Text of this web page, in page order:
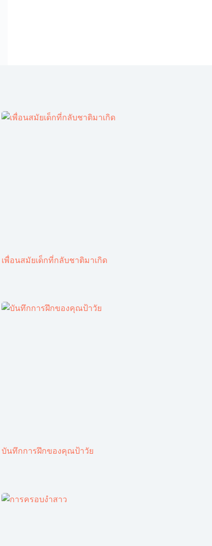
เพื่อนสมัยเด็กที่กลับชาติมาเกิด
บันทึกการฝึกของคุณป้าวัย